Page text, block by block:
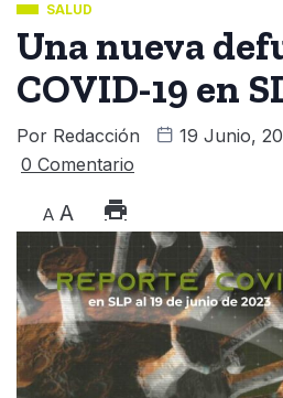
SALUD
Una nueva
COVID-19 en
Por Redacción 19 Junio,
0 Comentario
A A